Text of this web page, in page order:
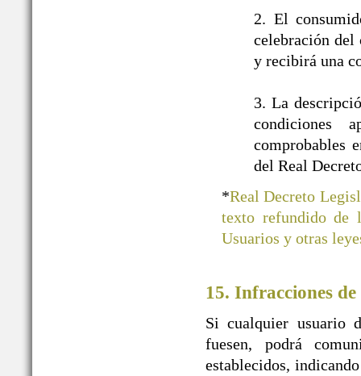
2. El
celebración del
y recibirá una
3. La
condiciones
comprobables
del Real
*Real Decreto
texto refundido de
Usuarios y otras
15. Infracciones de
Si cualquier usuario
fuesen, podrá
establecidos,